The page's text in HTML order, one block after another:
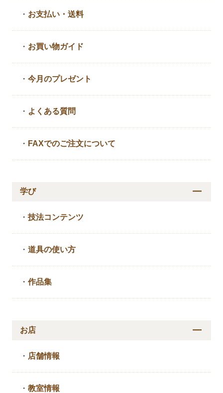
・ お支払い・送料
・ お買い物ガイド
・今月のプレゼント
・ よくある質問
・ FAXでのご注文について
学び
・技法コンテンツ
・道具の使い方
・作品集
お店
・ 店舗情報
・教室情報